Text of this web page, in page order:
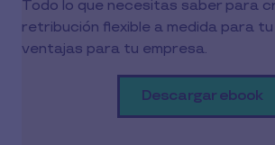
Todo lo que necesitas saber para
retribución flexible a medida para tu
ventajas para tu empresa.
Descargar ebook